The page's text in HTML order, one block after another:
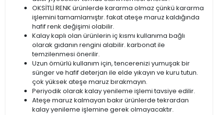
OKSİTLİ RENK ürünlerde kararma olmaz çünkü kararma
işlemini tamamlamıştır. fakat ateşe maruz kaldığında
hafif renk değişimi olabilir.
Kalay kaplı olan ürünlerin iç kısmı kullanıma bağlı
olarak gıdanın rengini alabilir. karbonat ile
temzilenmesi önerilir.
Uzun ömürlü kullanım için, tencerenizi yumuşak bir
sünger ve hafif deterjan ile elde yıkayın ve kuru tutun.
çok yüksek ateşe maruz bırakmayın.
Periyodik olarak kalay yenileme işlemi tavsiye edilir.
Ateşe maruz kalmayan bakır ürünlerde tekrardan
kalay yenileme işlemine gerek olmayacaktır.